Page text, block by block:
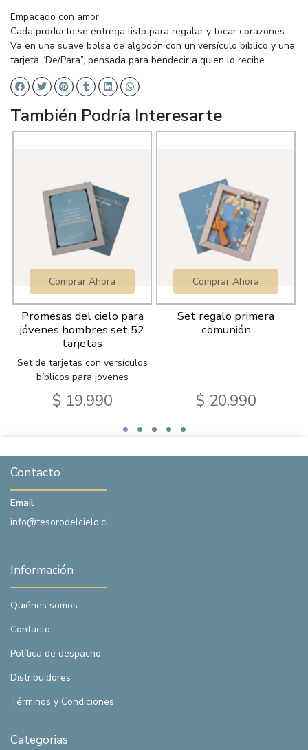
Empacado con amor
Cada producto se entrega listo para regalar y tocar corazones.
Va en una suave bolsa de algodón con un versículo bíblico y una
tarjeta “De/Para”, pensada para bendecir a quien lo recibe.
También Podría Interesarte
Comprar Ahora
Promesas del cielo para
jóvenes hombres set 52
tarjetas
Set de tarjetas con versículos
bíblicos para jóvenes
$ 19.990
Comprar Ahora
Set regalo primera
comunión
$ 20.990
Contacto
Email
info@tesorodelcielo.cl
Información
Quiénes somos
Contacto
Política de despacho
Distribuidores
Términos y Condiciones
Categorias